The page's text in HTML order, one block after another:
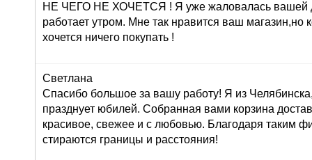
НЕ ЧЕГО НЕ ХОЧЕТСЯ ! Я уже жаловалась вашей
работает утром. Мне так нравится ваш магазин,но
хочется ничего покупать !
Светлана
Спасибо большое за вашу работу! Я из
празднует юбилей. Собранная вами корзина
красивое, свежее и с любовью. Благодаря таким
стираются границы и расстояния!